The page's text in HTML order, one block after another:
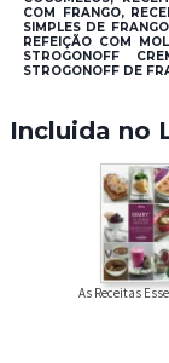
COM FRANGO,
SIMPLES DE
REFEIÇÃO COM
STROGONOFF
STROGONOFF DE
Incluida no
As Receitas